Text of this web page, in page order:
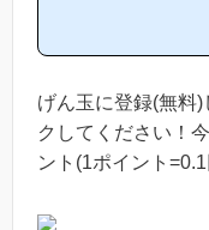
も簡単にお小遣い稼
ページからげん玉への
げん玉に登録(無料
クしてください！
ント(1ポイント